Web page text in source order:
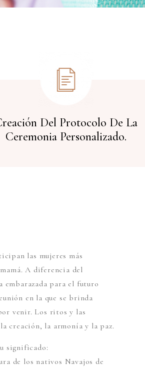
Del Protocolo De La
Ceremonia Personalizado.
las mujeres más
A diferencia del
embarazada para el futuro
en la que se brinda
venir. Los ritos y las
creación, la armonía y la paz.
significado:
de los nativos Navajos de